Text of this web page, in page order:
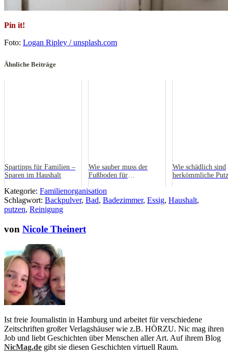
Pin it!
Foto: Logan Ripley / unsplash.com
Ähnliche Beiträge
Spartipps für Familien –
Sparen im Haushalt
Wie sauber muss der
Fußboden für
Wie schädlich sind
herkömmliche
Kategorie: Familienorganisation
Schlagwort: Backpulver, Bad, Badezimmer, Essig, Haushalt,
putzen, Reinigung
von Nicole Theinert
Ist freie Journalistin in Hamburg und arbeitet für verschiedene
Zeitschriften großer Verlagshäuser wie z.B. HÖRZU. Nic mag ihren
Job und liebt Geschichten über Menschen aller Art. Auf ihrem Blog
NicMag.de gibt sie diesen Geschichten virtuell Raum.